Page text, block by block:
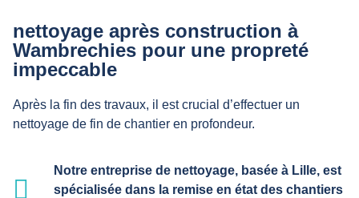
nettoyage après construction à
Wambrechies pour une propreté
impeccable
Après la fin des travaux, il est crucial d’effectuer un
nettoyage de fin de chantier en profondeur.
Notre entreprise de nettoyage, basée à Lille, est
spécialisée dans la remise en état des chantiers